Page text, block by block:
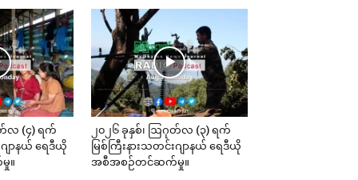
လ (၄) ရက်
ဂျာနယ် ရေဒီယို
။
၂၀၂၆ ခုနှစ်၊ ဩဂုတ်လ (၃) ရက်
မြစ်ကြီးနားသတင်းဂျာနယ် ရေဒီယို
အစီအစဉ်တင်ဆက်မှု။